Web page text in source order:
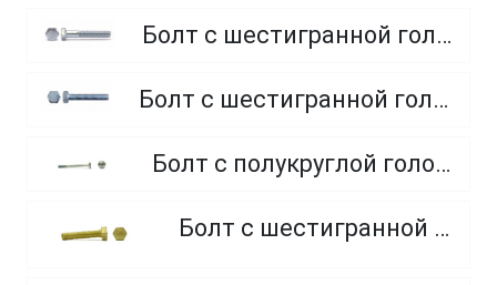
Болт с шестигранной головкой, неполная резьба, класс прочности 8.8
Болт с шестигранной головкой, полная резьба, класс прочности 10.9 и 12.9
Болт с полукруглой головкой и квадратным подголовником
Болт с шестигранной головкой, из латуни